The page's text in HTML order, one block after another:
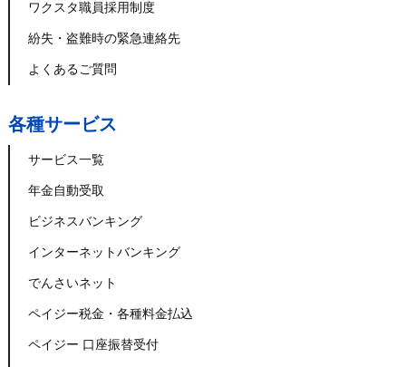
ワクスタ職員採用制度
紛失・盗難時の緊急連絡先
よくあるご質問
各種サービス
サービス一覧
年金自動受取
ビジネスバンキング
インターネットバンキング
でんさいネット
ペイジー税金・各種料金払込
ペイジー 口座振替受付